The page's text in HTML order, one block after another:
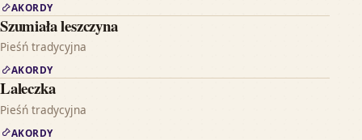
AKORDY
Szumiała leszczyna
Pieśń tradycyjna
AKORDY
Laleczka
Pieśń tradycyjna
AKORDY